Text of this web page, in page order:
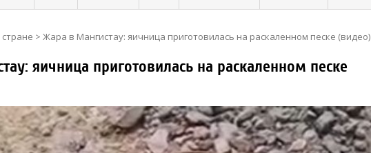
стране > Жара в Мангистау: яичница приготовилась на раскаленном песке (видео)
яичница приготовилась на раскаленном песке